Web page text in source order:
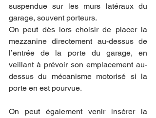
suspendue sur les murs latéraux du
garage, souvent porteurs.
On peut dès lors choisir de placer la
mezzanine directement au-dessus de
l’entrée de la porte du garage, en
veillant à prévoir son emplacement au-
dessus du mécanisme motorisé si la
porte en est pourvue.
On peut également venir insérer la